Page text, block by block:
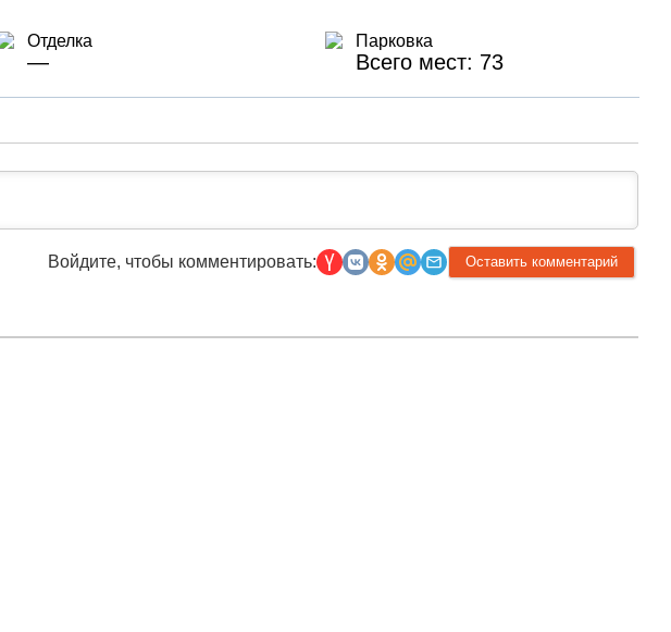
Отделка
—
Парковка
Всего мест: 73
Войдите, чтобы комментировать: